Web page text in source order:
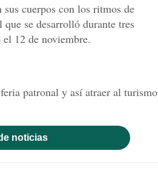
cuerpos con los ritmos de
se desarrolló durante tres
12 de noviembre.
patronal y así atraer al turismo
noticias